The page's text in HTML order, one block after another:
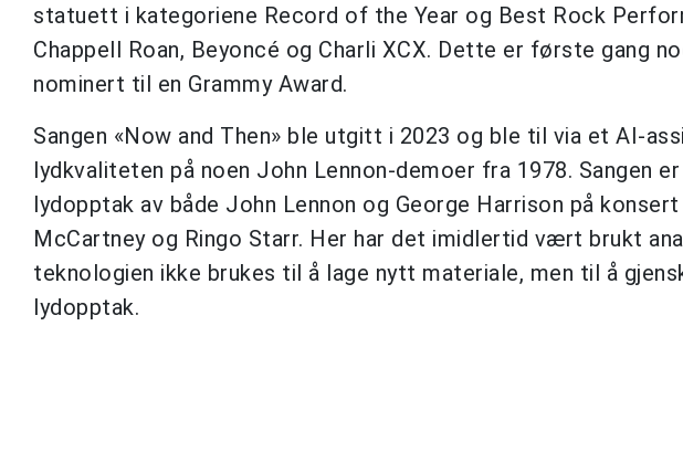
statuett i kategoriene Record of the Year og Best Rock
Chappell Roan, Beyoncé og Charli XCX. Dette er første gang
nominert til en Grammy Award.
Sangen «Now and Then» ble utgitt i 2023 og ble til via et AI-
lydkvaliteten på noen John Lennon-demoer fra 1978. Sangen
lydopptak av både John Lennon og George Harrison på
McCartney og Ringo Starr. Her har det imidlertid vært brukt
teknologien ikke brukes til å lage nytt materiale, men til å
lydopptak.